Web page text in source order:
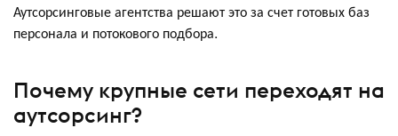
Аутсорсинговые агентства решают это за счет готовых баз
персонала и потокового подбора.
Почему крупные сети переходят на
аутсорсинг?